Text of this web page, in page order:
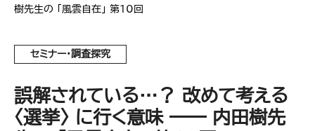
樹先生の 「風雲自在」 第10回
セミナー・調査探究
誤解されている…？ 改めて考える
〈選挙〉 に行く意味 ―― 内田樹先